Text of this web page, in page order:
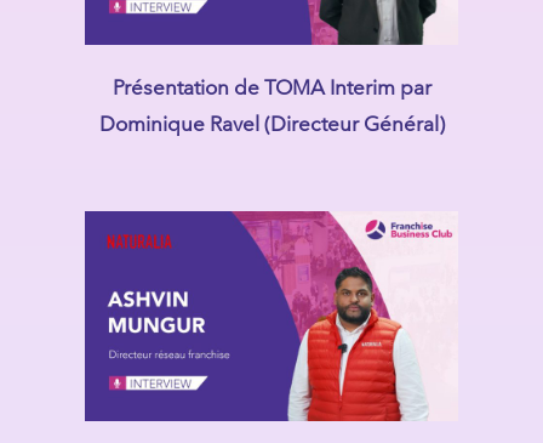
Présentation de TOMA Interim par
Dominique Ravel (Directeur Général)